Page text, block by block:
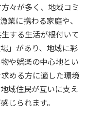
々が多く、地域コミ
業に携わる家庭や、
する生活が根付いて
」があり、地域に彩
や娯楽の中心地とい
める方に適した環境
域住民が互いに支え
じられます。